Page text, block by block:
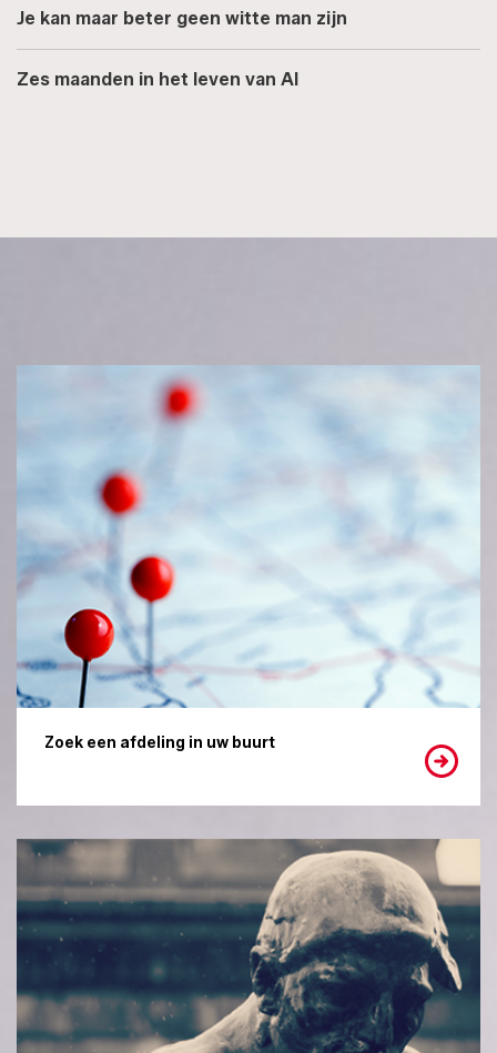
Je kan maar beter geen witte man zijn
Zes maanden in het leven van AI
Zoek een afdeling in uw buurt